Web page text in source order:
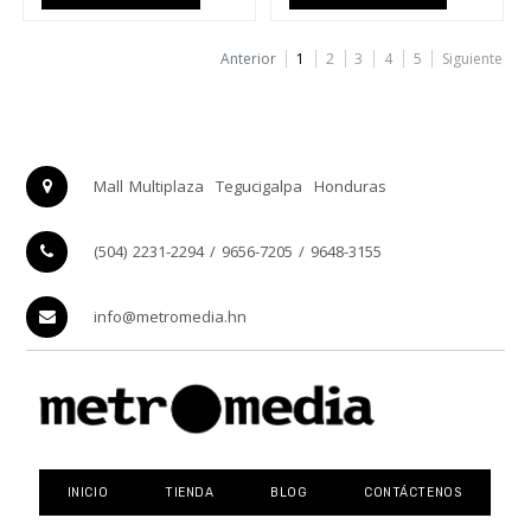
de doble cara con corte
de doble cara con corte
- Reproducidos en cartón
grueso de buena calidad de
Anterior 1 2 3 4 5 Siguiente
Mall Multiplaza Tegucigalpa Honduras
(504) 2231-2294 / 9656-7205 / 9648-3155
info@metromedia.hn
INICIO TIENDA BLOG CONTÁCTENOS